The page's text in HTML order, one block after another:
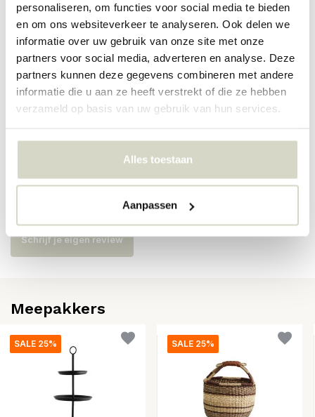
personaliseren, om functies voor social media te bieden
en om ons websiteverkeer te analyseren. Ook delen we
informatie over uw gebruik van onze site met onze
partners voor social media, adverteren en analyse. Deze
partners kunnen deze gegevens combineren met andere
informatie die u aan ze heeft verstrekt of die ze hebben
verzameld op basis van uw gebruik van hun services.
Alles toestaan
Aanpassen
PRODUCTSPECIFICATIES
Artikelnummer 70037
EAN 5708309177885
Er zijn nog geen reviews geschreven over dit product..
Schrijf je eigen review
Meepakkers
SALE 25% SALE 25%